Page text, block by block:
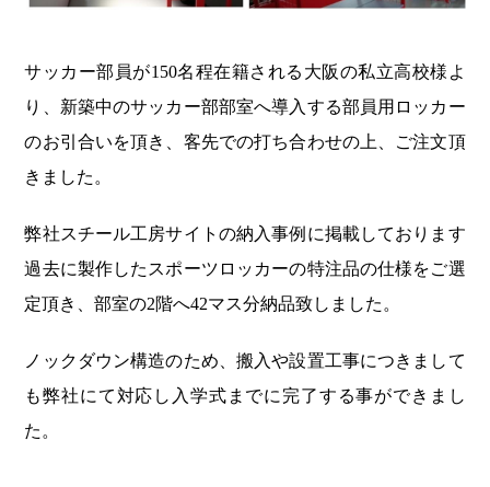
サッカー部員が150名程在籍される大阪の私立高校様よ
り、新築中のサッカー部部室へ導入する部員用ロッカー
のお引合いを頂き、客先での打ち合わせの上、ご注文頂
きました。
弊社スチール工房サイトの納入事例に掲載しております
過去に製作したスポーツロッカーの特注品の仕様をご選
定頂き、部室の2階へ42マス分納品致しました。
ノックダウン構造のため、搬入や設置工事につきまして
も弊社にて対応し入学式までに完了する事ができまし
た。